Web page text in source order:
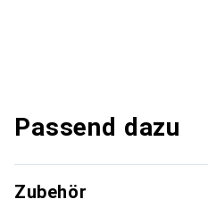
Passend dazu
Zubehör